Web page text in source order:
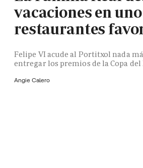
vacaciones en
restaurantes
Felipe VI acude al Portitxol nada
entregar los premios de la Copa del
Angie Calero